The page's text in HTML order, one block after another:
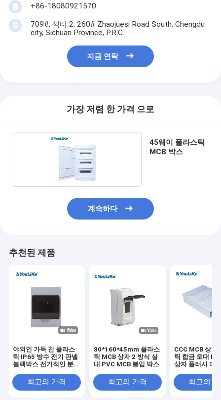
+86-18080921570
709#, 섹터 2, 260# Zhaojuesi Road South, Chengdu
city, Sichuan Province, P.R.C.
지금 연락
가장 저렴 한 가격 으로
45웨이 플라스틱
MCB 박스
계속하다
추천된 제품
야외인 가득 찬 플라스
틱 IP65 방수 전기 판넬
블랙박스 전기적인 분배
최고의 가격
80*160*45mm 플라스
틱 MCB 상자 2 방식 실
내 PVC MCB 봉입 박스
최고의 가격
CCC MCB 상자
틱 합금 토대
상자 플러시 마
최고의